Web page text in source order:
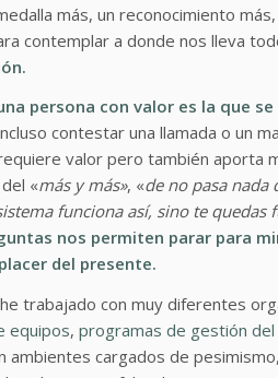
más, un reconocimiento
contemplar a donde nos lleva
persona con valor es la que
contestar una llamada o un
valor pero también aporta
«más y más», «de no pasa nada
funciona así, sino te quedas
nos permiten parar para
del presente.
trabajado con muy diferentes
equipos, programas de gestión del
ambientes cargados de